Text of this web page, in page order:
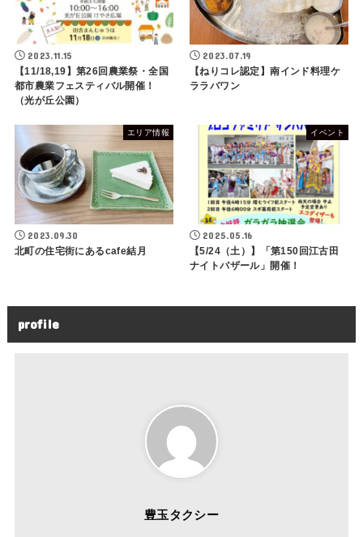
2023.11.15
【11/18,19】第26回農業祭・全国
都市農業フェスティバル開催！
（光が丘公園）
2023.07.19
【ねりコレ認定】南インド料理ケ
ララバワン
エリア情報
2023.09.30
北町の住宅街にあるcafe結月
イベント
2025.05.16
【5/24（土）】「第150回江古田
ナイトバザール」開催！
profile